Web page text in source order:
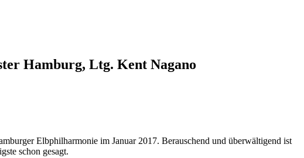
Hamburg, Ltg. Kent Nagano
Elbphilharmonie im Januar 2017. Berauschend und überwältigend ist
schon gesagt.